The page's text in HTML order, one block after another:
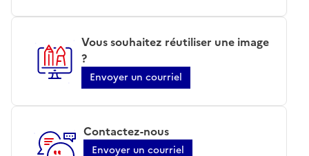
Vous souhaitez réutiliser une image
?
Envoyer un courriel
Contactez-nous
Envoyer un courriel